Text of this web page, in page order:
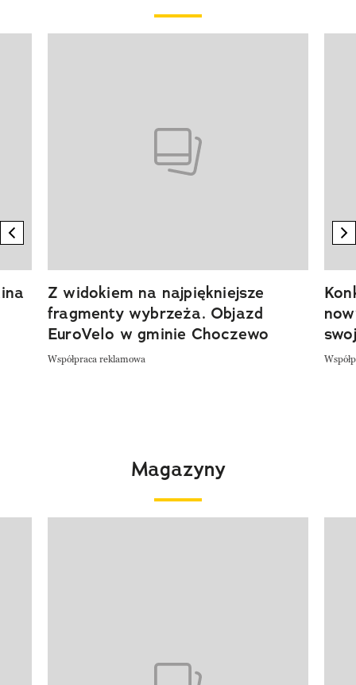
previous element
Z widokiem na najpiękniejsze
fragmenty wybrzeża. Objazd
EuroVelo w gminie Choczewo
Współpraca reklamowa
Magazyny